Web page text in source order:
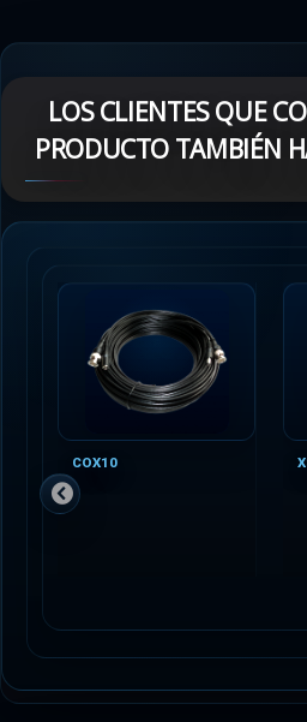
LOS CLIENTES QUE
PRODUCTO TAMBIÉN
COX10